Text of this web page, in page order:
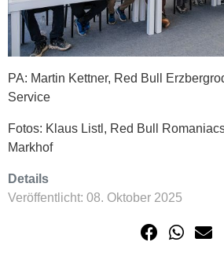
PA: Martin Kettner, Red Bull
Service
Fotos: Klaus Listl, Red Bull
Markhof
Details
Veröffentlicht: 08. Oktober 2025